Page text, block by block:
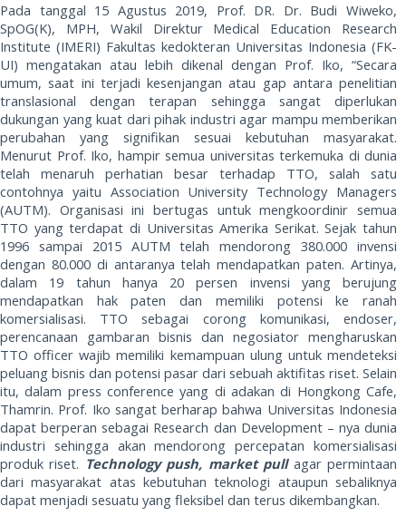
Pada tanggal 15 Agustus 2019, Prof. DR. Dr. Budi Wiweko,
SpOG(K), MPH, Wakil Direktur Medical Education Research
Institute (IMERI) Fakultas kedokteran Universitas Indonesia (FK-
UI) mengatakan atau lebih dikenal dengan Prof. Iko, “Secara
umum, saat ini terjadi kesenjangan atau gap antara penelitian
translasional dengan terapan sehingga sangat diperlukan
dukungan yang kuat dari pihak industri agar mampu memberikan
perubahan yang signifikan sesuai kebutuhan masyarakat.
Menurut Prof. Iko, hampir semua universitas terkemuka di dunia
telah menaruh perhatian besar terhadap TTO, salah satu
contohnya yaitu Association University Technology Managers
(AUTM). Organisasi ini bertugas untuk mengkoordinir semua
TTO yang terdapat di Universitas Amerika Serikat. Sejak tahun
1996 sampai 2015 AUTM telah mendorong 380.000 invensi
dengan 80.000 di antaranya telah mendapatkan paten. Artinya,
dalam 19 tahun hanya 20 persen invensi yang berujung
mendapatkan hak paten dan memiliki potensi ke ranah
komersialisasi. TTO sebagai corong komunikasi, endoser,
perencanaan gambaran bisnis dan negosiator mengharuskan
TTO officer wajib memiliki kemampuan ulung untuk mendeteksi
peluang bisnis dan potensi pasar dari sebuah aktifitas riset. Selain
itu, dalam press conference yang di adakan di Hongkong Cafe,
Thamrin. Prof. Iko sangat berharap bahwa Universitas Indonesia
dapat berperan sebagai Research dan Development – nya dunia
industri sehingga akan mendorong percepatan komersialisasi
produk riset. Technology push, market pullagar permintaan
dari masyarakat atas kebutuhan teknologi ataupun sebaliknya
dapat menjadi sesuatu yang fleksibel dan terus dikembangkan.